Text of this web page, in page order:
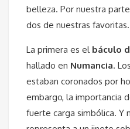
belleza. Por nuestra
dos de nuestras favoritas.
La primera es el báculo
hallado en Numancia. Los
estaban coronados por
embargo, la importancia
fuerte carga simbólica. Y